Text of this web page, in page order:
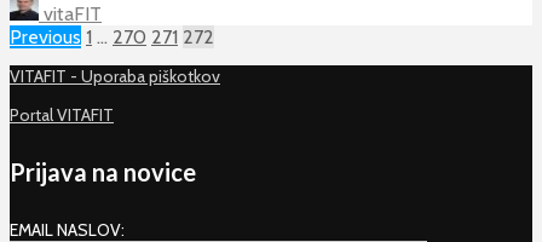
vitaFIT
Previous 1 … 270 271 272
VITAFIT - Uporaba piškotkov
Portal VITAFIT
Prijava na novice
EMAIL NASLOV: